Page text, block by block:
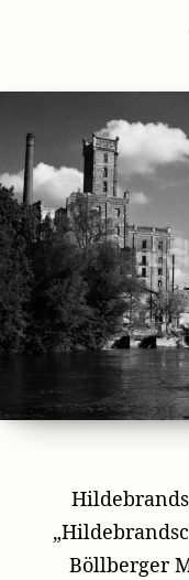
Böllberger